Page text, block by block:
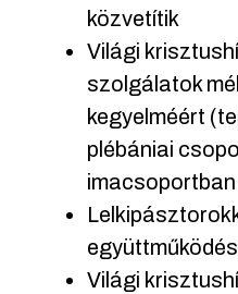
közvetítik
Világi
szolgálatok
kegyelméért
plébániai
Világi